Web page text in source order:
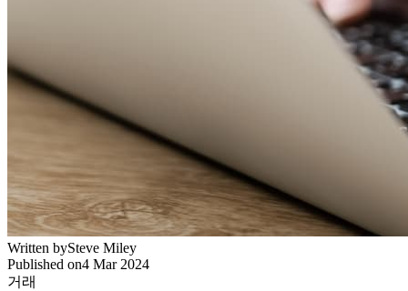
Written bySteve Miley
Published on4 Mar 2024
거래